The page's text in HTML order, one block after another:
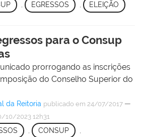
, EGRESSOS , ELEIÇÃO
para o Consup
prorrogando as inscrições
do Conselho Superior do
da Reitoria publicado em 24/07/2017 —
10/2023 12h31
CONSUP